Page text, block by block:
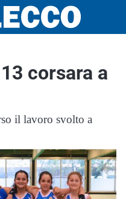
corsara a
il lavoro svolto a